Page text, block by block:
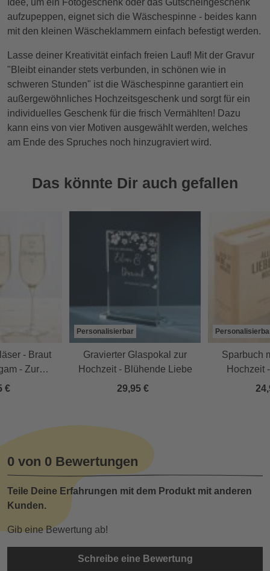
Idee, um ein Fotogeschenk oder das Gutscheingeschenk
aufzupeppen, eignet sich die Wäschespinne - beides kann
mit den kleinen Wäscheklammern einfach befestigt werden.
Lasse deiner Kreativität einfach freien Lauf! Mit der Gravur
"Bleibt einander stets verbunden, in schönen wie in
schweren Stunden" ist die Wäschespinne garantiert ein
außergewöhnliches Hochzeitsgeschenk und sorgt für ein
individuelles Geschenk für die frisch Vermählten! Dazu
kann eins von vier Motiven ausgewählt werden, welches
am Ende des Spruches noch hinzugraviert wird.
Das könnte Dir auch gefallen
- Braut
- Zur
€
Personalisierbar
Gravierter Glaspokal zur
Hochzeit - Blühende Liebe
29,95 €
Sparbuch
Hochzeit
0 von 0 Bewertungen
Teile Deine Erfahrungen mit dem Produkt mit anderen
Kunden.
Gib eine Bewertung ab!
Schreibe eine Bewertung